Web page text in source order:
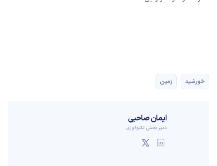
خورشید زمین
ایمان صاحبی
دبیر بخش تکنولوژی